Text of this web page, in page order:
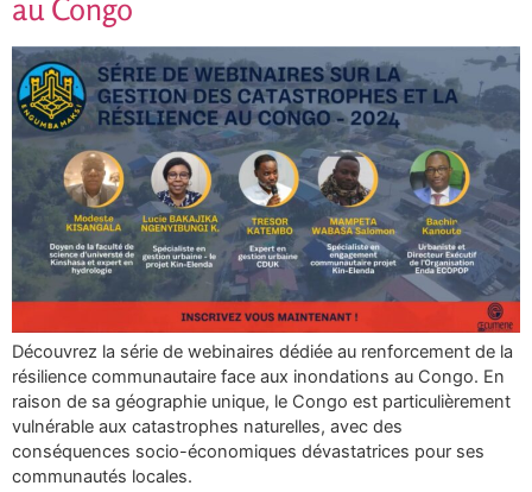
au Congo
Découvrez la série de webinaires dédiée au renforcement de la
résilience communautaire face aux inondations au Congo. En
raison de sa géographie unique, le Congo est particulièrement
vulnérable aux catastrophes naturelles, avec des
conséquences socio-économiques dévastatrices pour ses
communautés locales.